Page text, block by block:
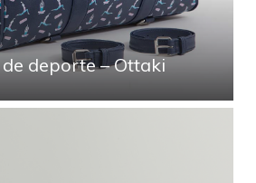
deporte – Ottaki